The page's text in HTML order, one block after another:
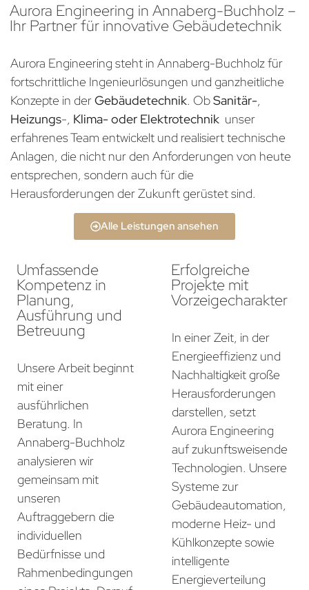
Aurora Engineering in Annaberg-Buchholz –
Ihr Partner für innovative Gebäudetechnik
Aurora Engineering steht in Annaberg-Buchholz für
fortschrittliche Ingenieurlösungen und ganzheitliche
Konzepte in derGebäudetechnik. ObSanitär-,
Heizungs-, Klima- oder Elektrotechnik unser
erfahrenes Team entwickelt und realisiert technische
Anlagen, die nicht nur den Anforderungen von heute
entsprechen, sondern auch für die
Herausforderungen der Zukunft gerüstet sind.
Alle Leistungen ansehen
Umfassende
Kompetenz in
Planung,
Ausführung und
Betreuung
Unsere Arbeit beginnt
mit einer
ausführlichen
Beratung. In
Annaberg-Buchholz
analysieren wir
gemeinsam mit
unseren
Auftraggebern die
individuellen
Bedürfnisse und
Rahmenbedingungen
Erfolgreiche
Projekte mit
Vorzeigecharakter
In einer Zeit, in der
Energieeffizienz und
Nachhaltigkeit große
Herausforderungen
darstellen, setzt
Aurora Engineering
auf zukunftsweisende
Technologien. Unsere
Systeme zur
Gebäudeautomation,
moderne Heiz- und
Kühlkonzepte sowie
intelligente
Energieverteilung